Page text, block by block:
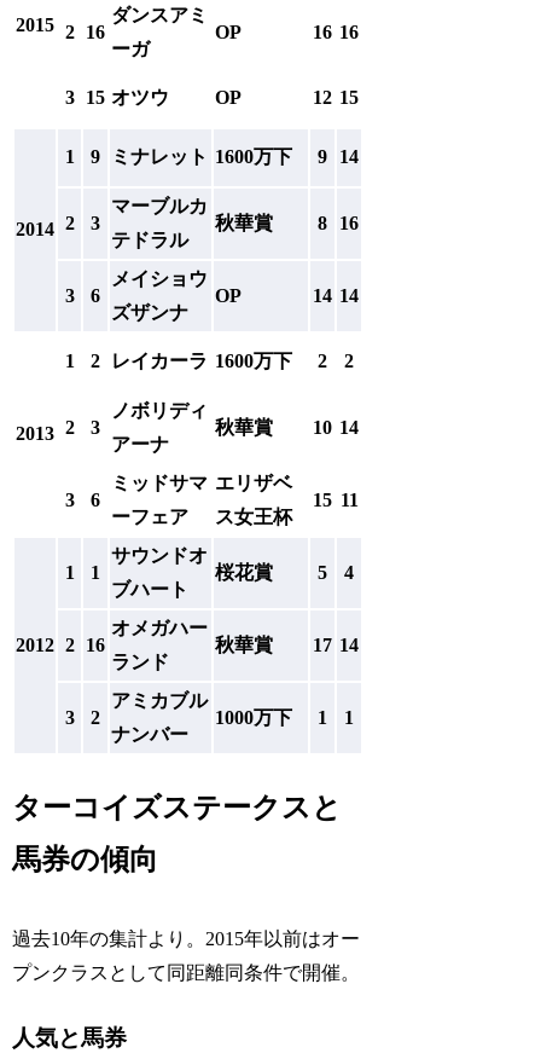
2015 2 16
ダンスアミ
ーガ
OP 16 16
3 15 オツウ OP 12 15
2014
1 9 ミナレット 1600万下 9 14
2 3
マーブルカ
テドラル
秋華賞 8 16
3 6
メイショウ
ズザンナ
OP 14 14
2013
1 2 レイカーラ 1600万下 2 2
2 3
ノボリディ
アーナ
秋華賞 10 14
3 6
ミッドサマ
ーフェア
エリザベ
ス女王杯
15 11
2012
1 1
サウンドオ
ブハート
桜花賞 5 4
2 16
オメガハー
ランド
秋華賞 17 14
3 2
アミカブル
ナンバー
1000万下 1 1
ターコイズステークスと
馬券の傾向
過去10年の集計より。2015年以前はオー
プンクラスとして同距離同条件で開催。
人気と馬券